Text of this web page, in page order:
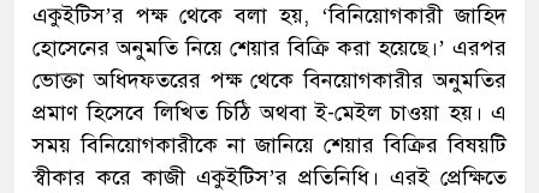
একুইটিস’র পক্ষ থেকে বলা হয়, ‘বিনিয়োগকারী জাহিদ
হোসেনের অনুমতি নিয়ে শেয়ার বিক্রি করা হয়েছে।’ এরপর
ভোক্তা অধিদফতরের পক্ষ থেকে বিনয়োগকারীর অনুমতির
প্রমাণ হিসেবে লিখিত চিঠি অথবা ই-মেইল চাওয়া হয়। এ
সময় বিনিয়োগকারীকে না জানিয়ে শেয়ার বিক্রির বিষয়টি
স্বীকার করে কাজী একুইটিস’র প্রতিনিধি। এরই প্রেক্ষিতে